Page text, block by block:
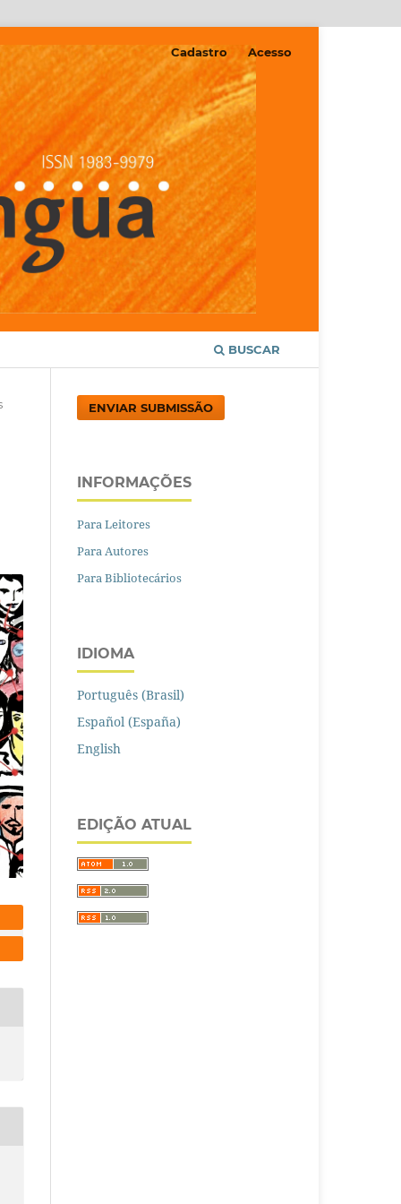
BUSCAR
Cadastro Acesso
ENVIAR SUBMISSÃO
INFORMAÇÕES
Para Leitores
Para Autores
Para Bibliotecários
IDIOMA
Português (Brasil)
Español (España)
English
EDIÇÃO ATUAL